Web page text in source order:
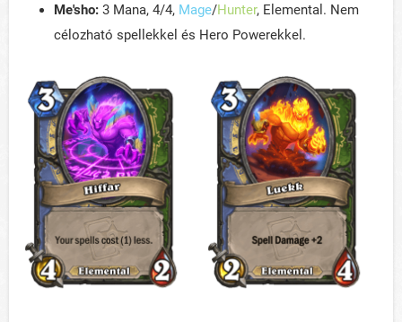
Me'sho: 3 Mana, 4/4, Mage/Hunter, Elemental. Nem
célozható spellekkel és Hero Powerekkel.